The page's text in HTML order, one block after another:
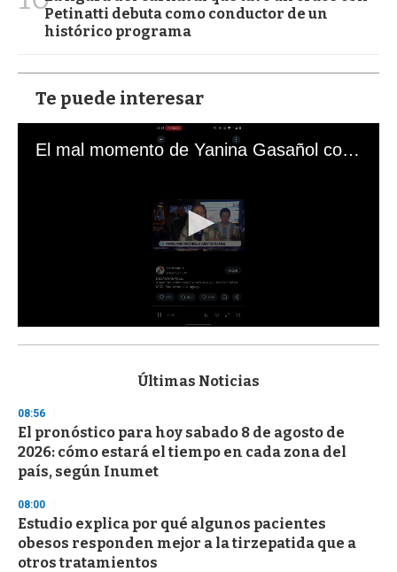
Petinatti debuta como conductor de un
histórico programa
Te puede interesar
El mal momento de Yanina Gasañol con un hincha argentino en "Subrayado"
s
d
s
o
f
3
s
e
c
o
n
Últimas Noticias
08:56
El pronóstico para hoy sabado 8 de agosto de
2026: cómo estará el tiempo en cada zona del
país, según Inumet
08:00
Estudio explica por qué algunos pacientes
obesos responden mejor a la tirzepatida que a
otros tratamientos